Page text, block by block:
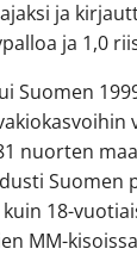
ja
ja 1,0
Suomen
nuorten
Suomen
18-
MM-